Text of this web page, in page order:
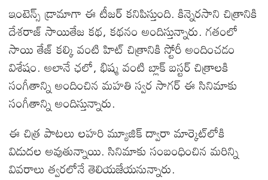
ఇంటెన్స్ డ్రామాగా ఈ టీజర్ కనిపిస్తుంది. కిన్నెరసాని చిత్రానికి
దేశరాజ్ సాయితేజ క‌థ, క‌థ‌నం అందిస్తున్నారు. గ‌తంలో
సాయి తేజ్ క‌ల్కి వంటి హిట్ చిత్రానికి స్టోరీ అందించ‌డం
విశేషం. అలానే ఛ‌లో, భిష్మ వంటి బ్లాక్ బ‌స్ట‌ర్ చిత్రాల‌కి
సంగీతాన్ని అందించిన మ‌హ‌తి స్వర సాగ‌ర్ ఈ సినిమాకు
సంగీతాన్ని అందిస్తున్నారు.
ఈ చిత్ర పాటలు లహరి మ్యూజిక్ ద్వారా మార్కెట్‌లోకి
విడుదల అవుతున్నాయి. సినిమాకు సంబంధించిన మరిన్ని
వివరాలు త్వరలోనే తెలియజేయనున్నారు.